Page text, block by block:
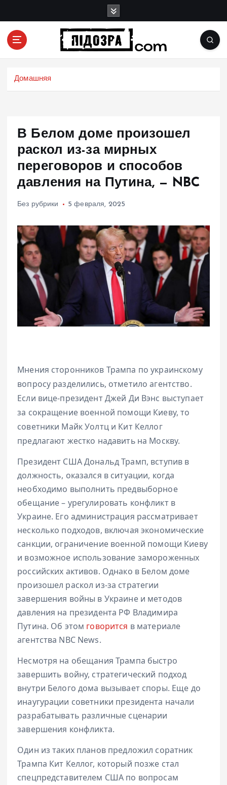
Подозрения и факты преступных действий в
Домашняя
В Белом доме произошел
раскол из-за мирных
переговоров и способов
давления на Путина, — NBC
Без рубрики 5 февраля, 2025
Мнения сторонников Трампа по украинскому
вопросу разделились, отметило агентство.
Если вице-президент Джей Ди Вэнс выступает
за сокращение военной помощи Киеву, то
советники Майк Уолтц и Кит Келлог
предлагают жестко надавить на Москву.
Президент США Дональд Трамп, вступив в
должность, оказался в ситуации, когда
необходимо выполнить предвыборное
обещание – урегулировать конфликт в
Украине. Его администрация рассматривает
несколько подходов, включая экономические
санкции, ограничение военной помощи Киеву
и возможное использование замороженных
российских активов. Однако в Белом доме
произошел раскол из-за стратегии
завершения войны в Украине и методов
давления на президента РФ Владимира
Путина. Об этом говорится в материале
агентства NBC News.
Несмотря на обещания Трампа быстро
завершить войну, стратегический подход
внутри Белого дома вызывает споры. Еще до
инаугурации советники президента начали
разрабатывать различные сценарии
завершения конфликта.
Один из таких планов предложил соратник
Трампа Кит Келлог, который позже стал
спецпредставителем США по вопросам